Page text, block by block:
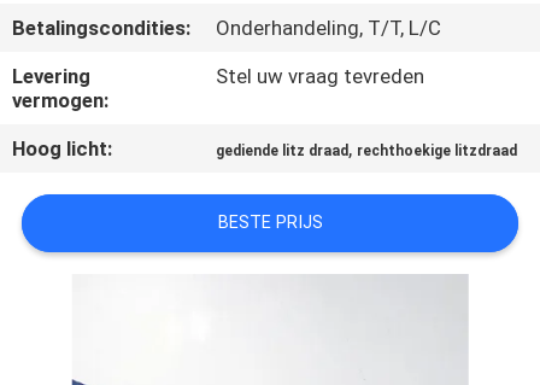
OM EEN
CITAAT
SITEMAP
Betalingscondities:
Onderhandeling, T/T, L/C
Levering
vermogen:
Stel uw vraag tevreden
Hoog licht: gediende litz draad , rechthoekige litzdraad
BESTE PRIJS